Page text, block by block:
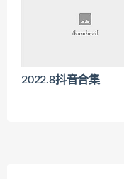
2022.8抖音合集